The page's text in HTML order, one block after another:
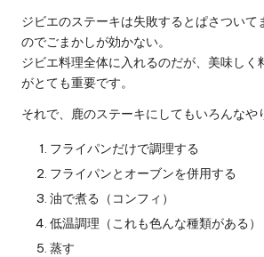
ジビエのステーキは失敗するとぱさついて
のでごまかしが効かない。
ジビエ料理全体に入れるのだが、美味しく
がとても重要です。
それで、鹿のステーキにしてもいろんなや
フライパンだけで調理する
フライパンとオーブンを併用する
油で煮る（コンフィ）
低温調理（これも色んな種類がある）
蒸す